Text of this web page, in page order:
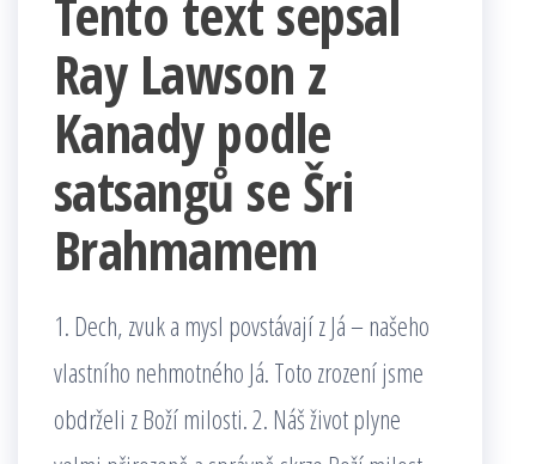
Tento text sepsal
Ray Lawson z
Kanady podle
satsangů se Šri
Brahmamem
1. Dech, zvuk a mysl povstávají z Já – našeho
vlastního nehmotného Já. Toto zrození jsme
obdrželi z Boží milosti. 2. Náš život plyne